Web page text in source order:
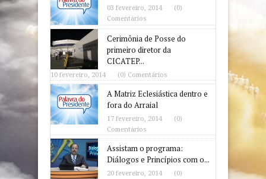
03 fevereiro, 2014
(0)
Comentários
Cerimônia de Posse do
primeiro diretor da
CICATEP...
10 fevereiro, 2014 (0) Comentários
A Matriz Eclesiástica dentro e
fora do Arraial
17 fevereiro, 2014
(0)
Comentários
Assistam o programa:
Diálogos e Princípios com o...
20 fevereiro, 2014
(0)